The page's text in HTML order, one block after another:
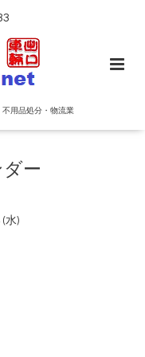
用品処分・物流業
ー
(水)